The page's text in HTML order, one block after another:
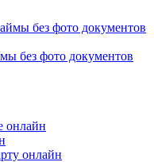
без фото документов
онлайн
онлайн